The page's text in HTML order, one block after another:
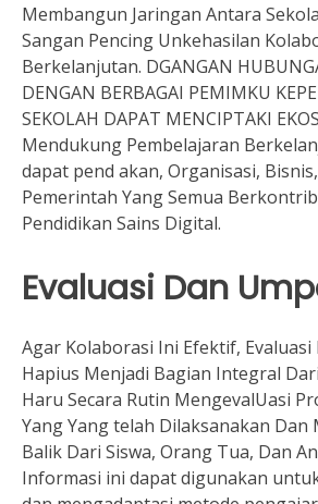
Membangun Jaringan Antara
Sangan Pencing Unkehasilan
Berkelanjutan. DGANGAN
DENGAN BERBAGAI PEMIMKU
SEKOLAH DAPAT MENCIPTAKI
Mendukung Pembelajaran
dapat pend akan, Organisasi,
Pemerintah Yang Semua
Pendidikan Sains Digital.
Evaluasi Dan
Agar Kolaborasi Ini Efektif,
Hapius Menjadi Bagian Integral
Haru Secara Rutin MengevalUasi
Yang Yang telah Dilaksanakan Dan
Balik Dari Siswa, Orang Tua, Dan
Informasi ini dapat digunakan